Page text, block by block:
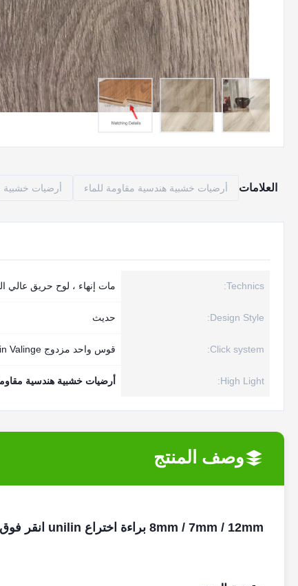
العلامات أرضيات خشبية هندسية مقاومة للماء أرضيات خشبية
Technics: مات إنهاء ، لوح حريق عالي
Design Style: حديث
Click system: قوس واحد مزدوج Unilin Valinge
High Light: أرضيات خشبية هندسية مقاومة
وصف المنتج
8mm / 7mm / 12mm براءة اختراع unilin انقر فوق الأرضيات الخشبية المقاومة للماء